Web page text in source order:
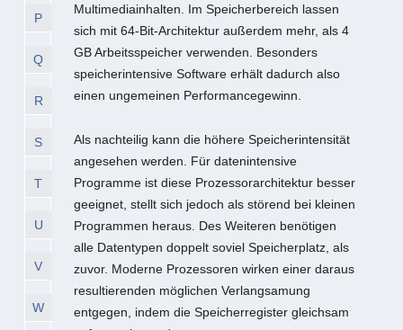
P
Q
R
S
T
U
V
W
Multimediainhalten. Im Speicherbereich lassen
sich mit 64-Bit-Architektur außerdem mehr, als 4
GB Arbeitsspeicher verwenden. Besonders
speicherintensive Software erhält dadurch also
einen ungemeinen Performancegewinn.
Als nachteilig kann die höhere Speicherintensität
angesehen werden. Für datenintensive
Programme ist diese Prozessorarchitektur besser
geeignet, stellt sich jedoch als störend bei kleinen
Programmen heraus. Des Weiteren benötigen
alle Datentypen doppelt soviel Speicherplatz, als
zuvor. Moderne Prozessoren wirken einer daraus
resultierenden möglichen Verlangsamung
entgegen, indem die Speicherregister gleichsam